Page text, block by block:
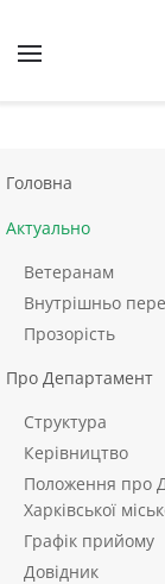
Skip to
Головна
Актуально
Ветеранам
Внутрішньо
Прозорість
Про Департамент
Структура
Керівництво
Положення про
Харківської
Графік прийому
Довідник